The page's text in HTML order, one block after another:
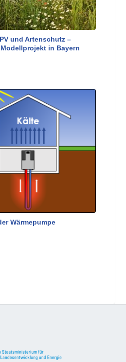
und Artenschutz –
in Bayern
Wärmepumpe